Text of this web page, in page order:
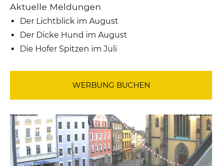
Aktuelle Meldungen
Der Lichtblick im August
Der Dicke Hund im August
Die Hofer Spitzen im Juli
WERBUNG BUCHEN